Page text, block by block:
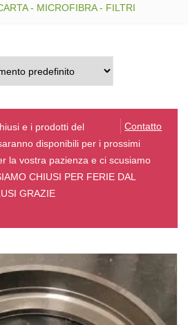
- MICROFIBRA - FILTRI
Contatto
e i prodotti del
disponibili per i prossimi
la vostra pazienza e ci scusiamo
CHIUSI PER FERIE DAL
GRAZIE